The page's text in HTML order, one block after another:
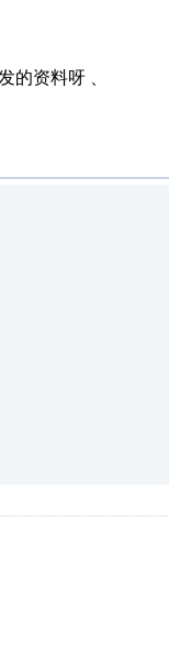
的资料呀 、